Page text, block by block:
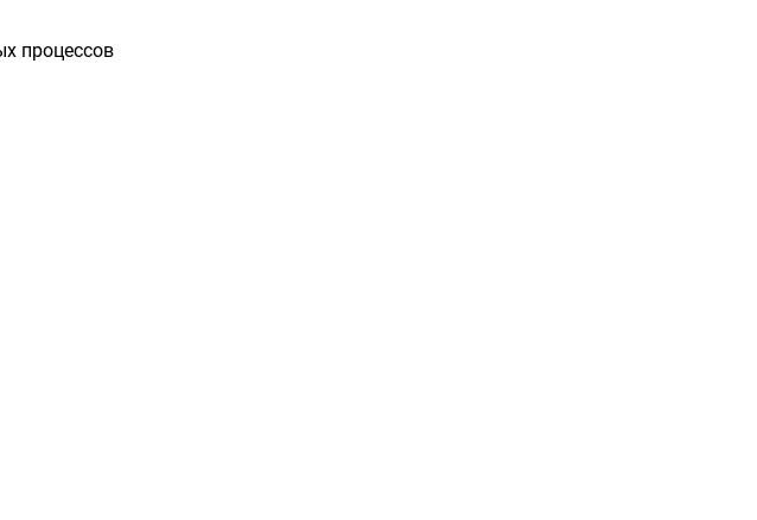
процессов